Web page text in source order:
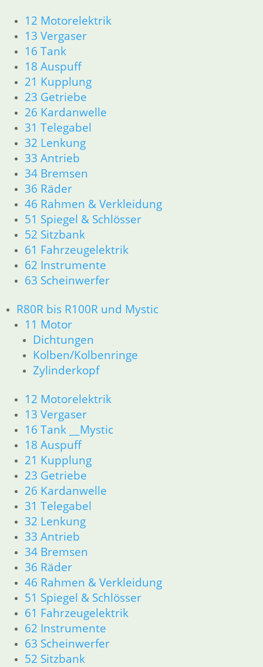
12 Motorelektrik
13 Vergaser
16 Tank
18 Auspuff
21 Kupplung
23 Getriebe
26 Kardanwelle
31 Telegabel
32 Lenkung
33 Antrieb
34 Bremsen
36 Räder
46 Rahmen & Verkleidung
51 Spiegel & Schlösser
52 Sitzbank
61 Fahrzeugelektrik
62 Instrumente
63 Scheinwerfer
R80R bis R100R und Mystic
11 Motor
Dichtungen
Kolben/Kolbenringe
Zylinderkopf
12 Motorelektrik
13 Vergaser
16 Tank __Mystic
18 Auspuff
21 Kupplung
23 Getriebe
26 Kardanwelle
31 Telegabel
32 Lenkung
33 Antrieb
34 Bremsen
36 Räder
46 Rahmen & Verkleidung
51 Spiegel & Schlösser
61 Fahrzeugelektrik
62 Instrumente
63 Scheinwerfer
52 Sitzbank